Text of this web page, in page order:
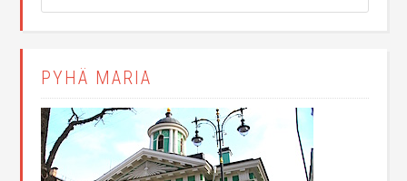
PYHÄ MARIA